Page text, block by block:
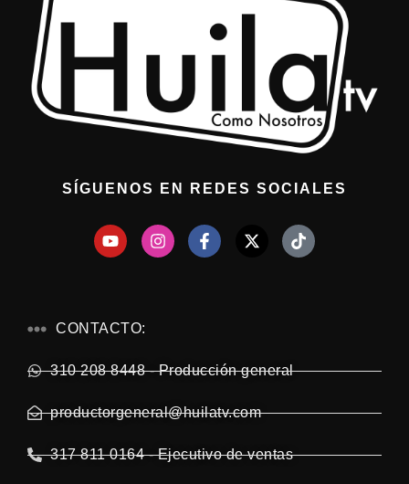
SÍGUENOS EN REDES SOCIALES
CONTACTO:
310 208 8448 - Producción general
productorgeneral@huilatv.com
317 811 0164 - Ejecutivo de ventas